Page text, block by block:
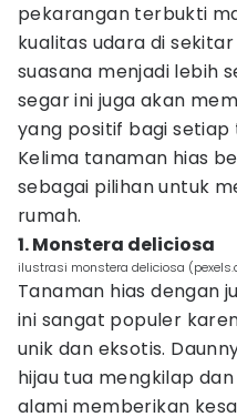
pekarangan terbukti
kualitas udara di
suasana menjadi lebih
segar ini juga akan
yang positif bagi setiap
Kelima tanaman hias
sebagai pilihan untuk
rumah.
1. Monstera deliciosa
ilustrasi monstera deliciosa
Tanaman hias dengan
ini sangat populer
unik dan eksotis.
hijau tua mengkilap
alami memberikan